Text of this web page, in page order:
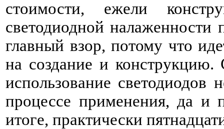
стоимости, ежели
светодиодной
главный взор, потому что
на создание и конструкцию.
использование светодиодов
процессе применения, да и
итоге, практически